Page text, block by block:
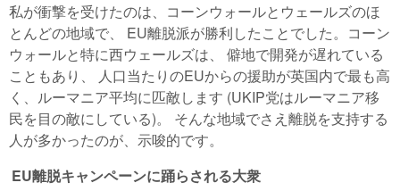
私が衝撃を受けたのは、コーンウォールとウェールズのほ
とんどの地域で、 EU離脱派が勝利したことでした。コーン
ウォールと特に西ウェールズは、 僻地で開発が遅れている
こともあり、 人口当たりのEUからの援助が英国内で最も高
く、ルーマニア平均に匹敵します (UKIP党はルーマニア移
民を目の敵にしている)。 そんな地域でさえ離脱を支持する
人が多かったのが、示唆的です。
EU離脱キャンペーンに踊らされる大衆